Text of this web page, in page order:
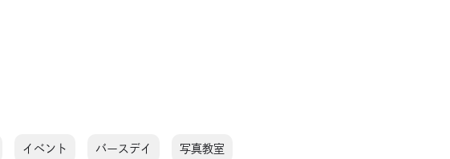
イベント バースデイ 写真教室